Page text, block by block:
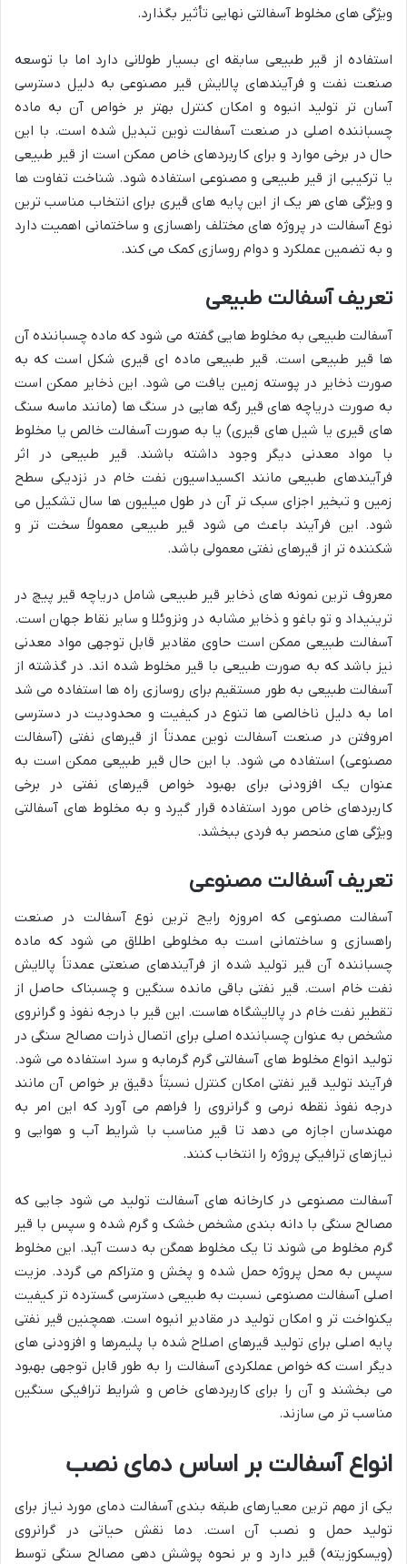
ویژگی های مخلوط آسفالتی نهایی تأثیر بگذارد.
استفاده از قیر طبیعی سابقه ای بسیار طولانی دارد اما با توسعه
صنعت نفت و فرآیندهای پالایش قیر مصنوعی به دلیل دسترسی
آسان تر تولید انبوه و امکان کنترل بهتر بر خواص آن به ماده
چسباننده اصلی در صنعت آسفالت نوین تبدیل شده است. با این
حال در برخی موارد و برای کاربردهای خاص ممکن است از قیر طبیعی
یا ترکیبی از قیر طبیعی و مصنوعی استفاده شود. شناخت تفاوت ها
و ویژگی های هر یک از این پایه های قیری برای انتخاب مناسب ترین
نوع آسفالت در پروژه های مختلف راهسازی و ساختمانی اهمیت دارد
و به تضمین عملکرد و دوام روسازی کمک می کند.
تعریف آسفالت طبیعی
آسفالت طبیعی به مخلوط هایی گفته می شود که ماده چسباننده آن
ها قیر طبیعی است. قیر طبیعی ماده ای قیری شکل است که به
صورت ذخایر در پوسته زمین یافت می شود. این ذخایر ممکن است
به صورت دریاچه های قیر رگه هایی در سنگ ها (مانند ماسه سنگ
های قیری یا شیل های قیری) یا به صورت آسفالت خالص یا مخلوط
با مواد معدنی دیگر وجود داشته باشند. قیر طبیعی در اثر
فرآیندهای طبیعی مانند اکسیداسیون نفت خام در نزدیکی سطح
زمین و تبخیر اجزای سبک تر آن در طول میلیون ها سال تشکیل می
شود. این فرآیند باعث می شود قیر طبیعی معمولاً سخت تر و
شکننده تر از قیرهای نفتی معمولی باشد.
معروف ترین نمونه های ذخایر قیر طبیعی شامل دریاچه قیر پیچ در
ترینیداد و تو باغو و ذخایر مشابه در ونزوئلا و سایر نقاط جهان است.
آسفالت طبیعی ممکن است حاوی مقادیر قابل توجهی مواد معدنی
نیز باشد که به صورت طبیعی با قیر مخلوط شده اند. در گذشته از
آسفالت طبیعی به طور مستقیم برای روسازی راه ها استفاده می شد
اما به دلیل ناخالصی ها تنوع در کیفیت و محدودیت در دسترسی
امروفتن در صنعت آسفالت نوین عمدتاً از قیرهای نفتی (آسفالت
مصنوعی) استفاده می شود. با این حال قیر طبیعی ممکن است به
عنوان یک افزودنی برای بهبود خواص قیرهای نفتی در برخی
کاربردهای خاص مورد استفاده قرار گیرد و به مخلوط های آسفالتی
ویژگی های منحصر به فردی ببخشد.
تعریف آسفالت مصنوعی
آسفالت مصنوعی که امروزه رایج ترین نوع آسفالت در صنعت
راهسازی و ساختمانی است به مخلوطی اطلاق می شود که ماده
چسباننده آن قیر تولید شده از فرآیندهای صنعتی عمدتاً پالایش
نفت خام است. قیر نفتی باقی مانده سنگین و چسبناک حاصل از
تقطیر نفت خام در پالایشگاه هاست. این قیر با درجه نفوذ و گرانروی
مشخص به عنوان چسباننده اصلی برای اتصال ذرات مصالح سنگی در
تولید انواع مخلوط های آسفالتی گرم گرمابه و سرد استفاده می شود.
فرآیند تولید قیر نفتی امکان کنترل نسبتاً دقیق بر خواص آن مانند
درجه نفوذ نقطه نرمی و گرانروی را فراهم می آورد که این امر به
مهندسان اجازه می دهد تا قیر مناسب با شرایط آب و هوایی و
نیازهای ترافیکی پروژه را انتخاب کنند.
آسفالت مصنوعی در کارخانه های آسفالت تولید می شود جایی که
مصالح سنگی با دانه بندی مشخص خشک و گرم شده و سپس با قیر
گرم مخلوط می شوند تا یک مخلوط همگن به دست آید. این مخلوط
سپس به محل پروژه حمل شده و پخش و متراکم می گردد. مزیت
اصلی آسفالت مصنوعی نسبت به طبیعی دسترسی گسترده تر کیفیت
یکنواخت تر و امکان تولید در مقادیر انبوه است. همچنین قیر نفتی
پایه اصلی برای تولید قیرهای اصلاح شده با پلیمرها و افزودنی های
دیگر است که خواص عملکردی آسفالت را به طور قابل توجهی بهبود
می بخشند و آن را برای کاربردهای خاص و شرایط ترافیکی سنگین
مناسب تر می سازند.
انواع آسفالت بر اساس دمای نصب
یکی از مهم ترین معیارهای طبقه بندی آسفالت دمای مورد نیاز برای
تولید حمل و نصب آن است. دما نقش حیاتی در گرانروی
(ویسکوزیته) قیر دارد و بر نحوه پوشش دهی مصالح سنگی توسط